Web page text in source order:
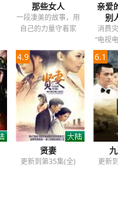
那些女人
一段凄美的故事，用
自己的力量守着家
亲爱
别
消费
“电视
4.9
贤妻
更新到第35集(全)
6.1
更新